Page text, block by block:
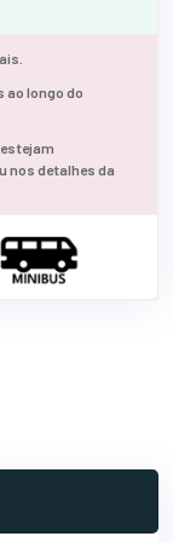
ao longo do
nos detalhes da